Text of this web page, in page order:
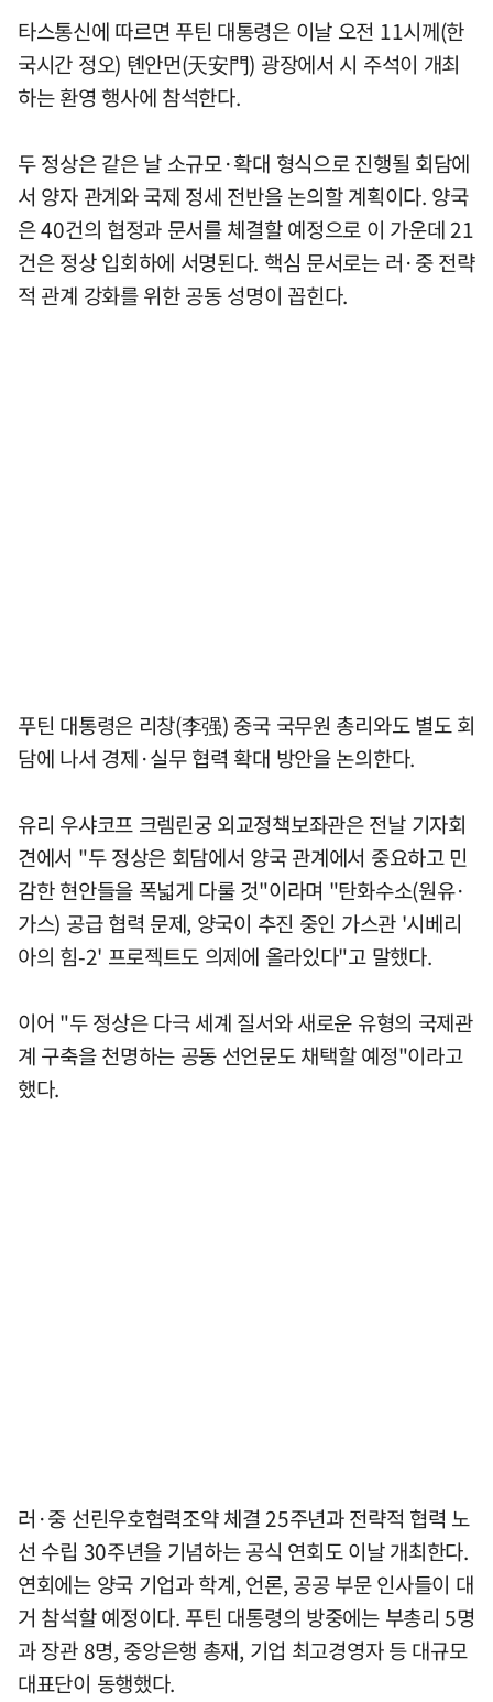
타스통신에 따르면 푸틴 대통령은 이날 오전 11시께(한
국시간 정오) 톈안먼(天安門) 광장에서 시 주석이 개최
하는 환영 행사에 참석한다.
두 정상은 같은 날 소규모·확대 형식으로 진행될 회담에
서 양자 관계와 국제 정세 전반을 논의할 계획이다. 양국
은 40건의 협정과 문서를 체결할 예정으로 이 가운데 21
건은 정상 입회하에 서명된다. 핵심 문서로는 러·중 전략
적 관계 강화를 위한 공동 성명이 꼽힌다.
푸틴 대통령은 리창(李强) 중국 국무원 총리와도 별도 회
담에 나서 경제·실무 협력 확대 방안을 논의한다.
유리 우샤코프 크렘린궁 외교정책보좌관은 전날 기자회
견에서 "두 정상은 회담에서 양국 관계에서 중요하고 민
감한 현안들을 폭넓게 다룰 것"이라며 "탄화수소(원유·
가스) 공급 협력 문제, 양국이 추진 중인 가스관 '시베리
아의 힘-2' 프로젝트도 의제에 올라있다"고 말했다.
이어 "두 정상은 다극 세계 질서와 새로운 유형의 국제관
계 구축을 천명하는 공동 선언문도 채택할 예정"이라고
했다.
러·중 선린우호협력조약 체결 25주년과 전략적 협력 노
선 수립 30주년을 기념하는 공식 연회도 이날 개최한다.
연회에는 양국 기업과 학계, 언론, 공공 부문 인사들이 대
거 참석할 예정이다. 푸틴 대통령의 방중에는 부총리 5명
과 장관 8명, 중앙은행 총재, 기업 최고경영자 등 대규모
대표단이 동행했다.